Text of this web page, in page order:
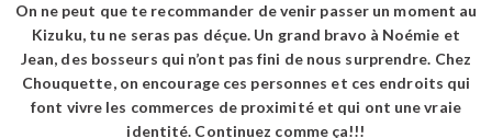
On ne peut que te recommander de venir passer un moment au
Kizuku, tu ne seras pas déçue. Un grand bravo à Noémie et
Jean, des bosseurs qui n’ont pas fini de nous surprendre. Chez
Chouquette, on encourage ces personnes et ces endroits qui
font vivre les commerces de proximité et qui ont une vraie
identité. Continuez comme ça!!!